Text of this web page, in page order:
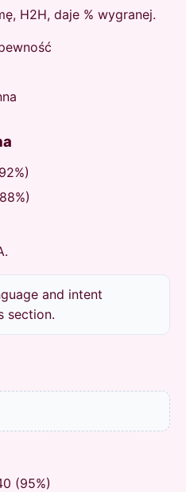
H2H, daje % wygranej.
and intent
section.
(95%)